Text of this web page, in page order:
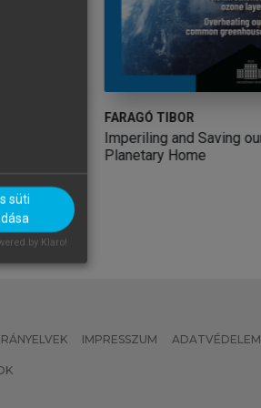
FARAGÓ TIBOR
Imperiling and Saving our
Planetary Home
IMPRESSZUM ADATVÉDELEM
süti
by Klaro!